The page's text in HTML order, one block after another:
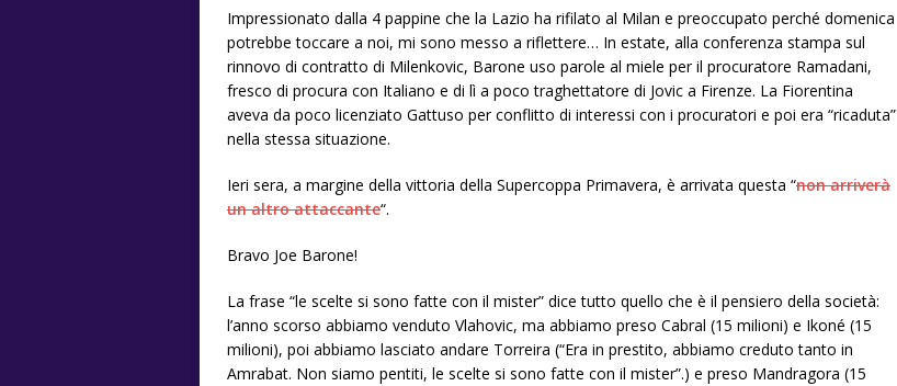
Impressionato dalla 4 pappine che la Lazio ha rifilato al Milan e preoccupato perché domenica
potrebbe toccare a noi, mi sono messo a riflettere… In estate, alla conferenza stampa sul
rinnovo di contratto di Milenkovic, Barone uso parole al miele per il procuratore Ramadani,
fresco di procura con Italiano e di lì a poco traghettatore di Jovic a Firenze. La Fiorentina
aveva da poco licenziato Gattuso per conflitto di interessi con i procuratori e poi era “ricaduta”
nella stessa situazione.
Ieri sera, a margine della vittoria della Supercoppa Primavera, è arrivata questa “non arriverà
un altro attaccante“.
Bravo Joe Barone!
La frase “le scelte si sono fatte con il mister” dice tutto quello che è il pensiero della società:
l’anno scorso abbiamo venduto Vlahovic, ma abbiamo preso Cabral (15 milioni) e Ikoné (15
milioni), poi abbiamo lasciato andare Torreira (“Era in prestito, abbiamo creduto tanto in
Amrabat. Non siamo pentiti, le scelte si sono fatte con il mister”.) e preso Mandragora (15